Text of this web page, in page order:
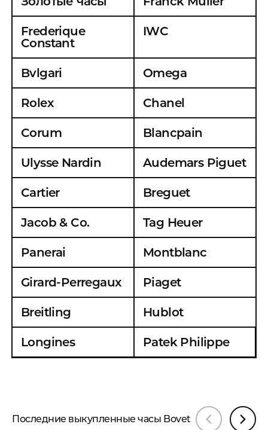
ИНН: 772857294506
ОГРНИП: 312774611100089
ОКПО: 0117711446
Расчетный счет: 40802810222000036231
Банк: АКБ "АБСОЛЮТ БАНК" (ПАО)
Адрес: РОССИЯ, 117246, Москва г, Херсонская ул, дом
№ 15, квартира 34
Свидетельство: 77 N 014649526 от 20.04.2012
Frederique
Constant
IWC
Bvlgari Omega
Rolex Chanel
Corum Blancpain
Ulysse Nardin Audemars Piguet
Cartier Breguet
Jacob & Co. Tag Heuer
Panerai Montblanc
Girard-Perregaux Piaget
Breitling Hublot
Longines Patek Philippe
Последние выкупленные часы Bovet